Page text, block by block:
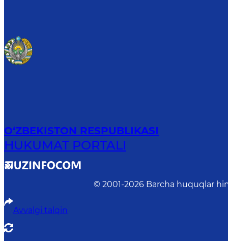
O‘ZBEKISTON RESPUBLIKASI
HUKUMAT PORTALI
© 2001-2026 Barcha huquqlar
Avvalgi talqin